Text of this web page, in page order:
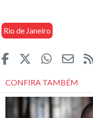
Rio de Janeiro
CONFIRA TAMBÉM